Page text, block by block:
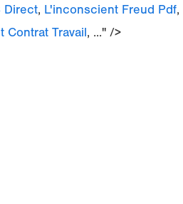
Direct, L'inconscient Freud Pdf,
Contrat Travail, ..." />